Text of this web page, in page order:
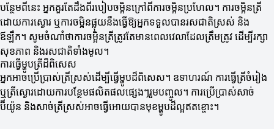
បន្ថែមពីនេះ អ្នកគួរតែដឹងពីរបៀបចម្អិនក្រៅពីការចម្អិនប្រហែល។ ការចម្អិនត្រី
ដោយការស្ងោរ ឬការចម្អិនផ្លុយនឹងធ្វើឱ្យអ្នកទទួលបានរសជាតិស្រស់ និង
ឪឡឹក។ សូមចំណាំថាការចម្អិនត្រីត្រូវតែមានពេលវេលាដែលត្រឹមត្រូវ ដើម្បីរក្សា
សុខភាព និងរសជាតិទាំងមូល។
ការធ្វើម្ហូបត្រីដ៏ពិសេស
អ្នកអាចប្រើប្រាស់ត្រីស្រស់ដើម្បីធ្វើម្ហូបដ៏ពិសេស។ ឧទាហរណ៍ ការធ្វើត្រីចំរៀង
ឬត្រីស្ងោរដោយការបន្ថែមផលិតផលផ្សេងៗរួមបញ្ចូល។ ការប្រើប្រាស់សាច់
ប៊ីយ៉ូន និងសាច់ត្រីស្រស់អាចធ្វើអោយបានមុខម្ហូបដ៏ល្អឥតខ្ចោះ។